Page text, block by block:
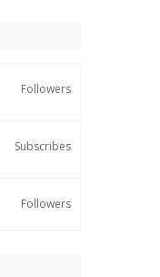
Followers
Subscribes
Followers